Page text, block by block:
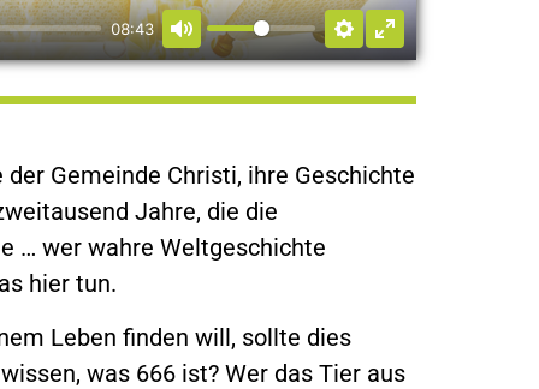
08:43
Gemeinde Christi, ihre Geschichte
Jahre, die die
… wer wahre Weltgeschichte
hier tun.
Leben finden will, sollte dies
was 666 ist? Wer das Tier aus